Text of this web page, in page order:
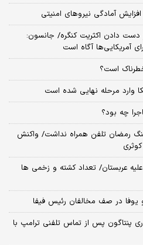
آمادگی نیروهای امنیتی
دادن اکثریت کنگره/ جانسون:
آمریکایی‌ها آگاه است
است؟
وارد مرحله نهایی شده است
چه بود؟
رمضان تلفن همراه نداشت/ واکنش
عربستان/ تعداد کشته و زخمی ها
یوفا در صف مخالفان رئیس فیفا
پنتاگون پس از تماس تلفنی ترامپ با